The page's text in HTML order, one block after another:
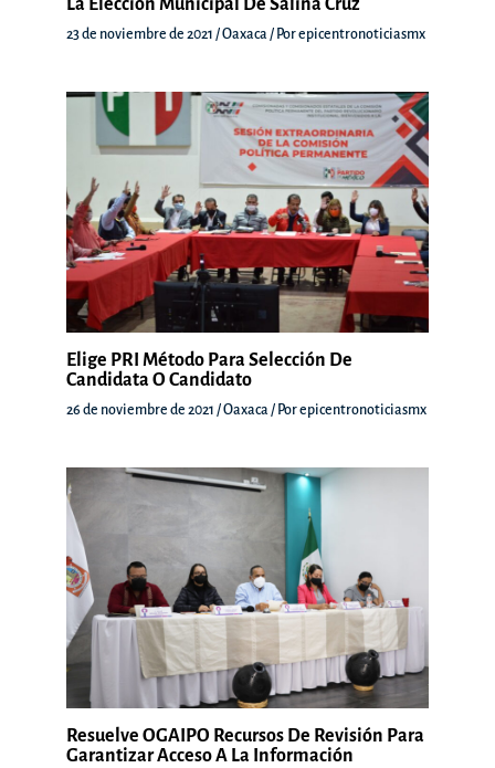
La Elección Municipal De Salina Cruz
23 de noviembre de 2021 /Oaxaca / Porepicentronoticiasmx
Elige PRI Método Para Selección De
Candidata O Candidato
26 de noviembre de 2021 /Oaxaca / Porepicentronoticiasmx
Resuelve OGAIPO Recursos De Revisión Para
Garantizar Acceso A La Información